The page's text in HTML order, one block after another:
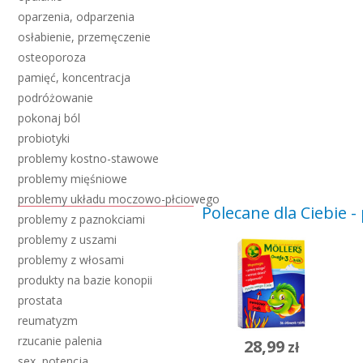
oparzenia, odparzenia
osłabienie, przemęczenie
osteoporoza
pamięć, koncentracja
podróżowanie
pokonaj ból
probiotyki
problemy kostno-stawowe
problemy mięśniowe
problemy układu moczowo-płciowego
problemy z paznokciami
problemy z uszami
problemy z włosami
produkty na bazie konopii
prostata
reumatyzm
rzucanie palenia
Polecane dla Ciebie
28,99 zł